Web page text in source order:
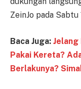
ZeinJo pada
Baca Juga:
Pakai Kereta?
Berlakunya?